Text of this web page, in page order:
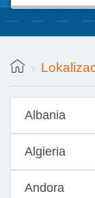
Albania
Algieria
Andora